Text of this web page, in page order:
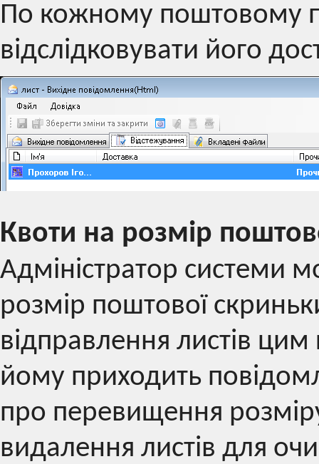
По кожному поштовому
відслідковувати його
Квоти на розмір
Адміністратор системи
розмір поштової
відправлення листів
йому приходить
про перевищення
видалення листів для